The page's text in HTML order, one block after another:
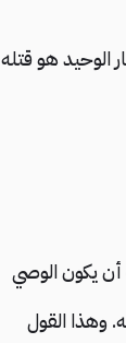
الوحيد هو قتله
أن يكون الوصي
وهذا القول